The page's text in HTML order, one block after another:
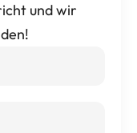
und wir